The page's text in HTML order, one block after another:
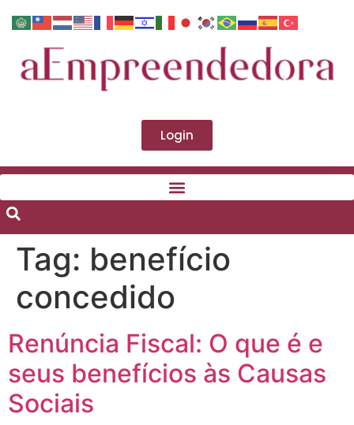
Login
Tag: benefício
concedido
Renúncia Fiscal: O que é e
seus benefícios às Causas
Sociais